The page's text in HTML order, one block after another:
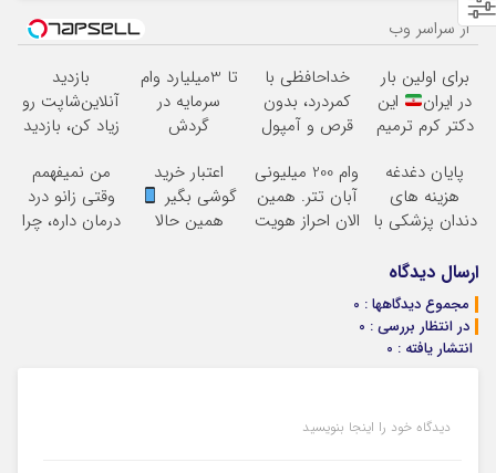
از سراسر وب
برای اولین بار
در ایران
این
دکتر کرم ترمیم
ساخت!
خداحافظی با
کمردرد، بدون
قرص و آمپول
تا 3میلیارد وام
سرمایه در
گردش
فروشگاهت رو
ثبت کن
بازدید
آنلاین‌شاپت رو
زیاد کن، بازدید
بیشتر
پایان دغدغه
هزینه های
دندان پزشکی با
خانگی
وام 200 میلیونی
آبان تتر. همین
الان احراز هویت
اعتبار خرید
گوشی بگیر
همین حالا
من نمیفهمم
وقتی زانو درد
درمان داره، چرا
ارسال دیدگاه
مجموع دیدگاهها : 0
در انتظار بررسی : 0
انتشار یافته : 0
دیدگاه خود را اینجا بنویسید